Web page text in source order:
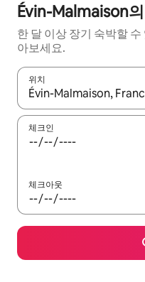
Évin-Malmaison
한 달 이상 장기 숙박할
아보세요.
위치
결과가 나오면 위·아래 화
체크인
체크아웃